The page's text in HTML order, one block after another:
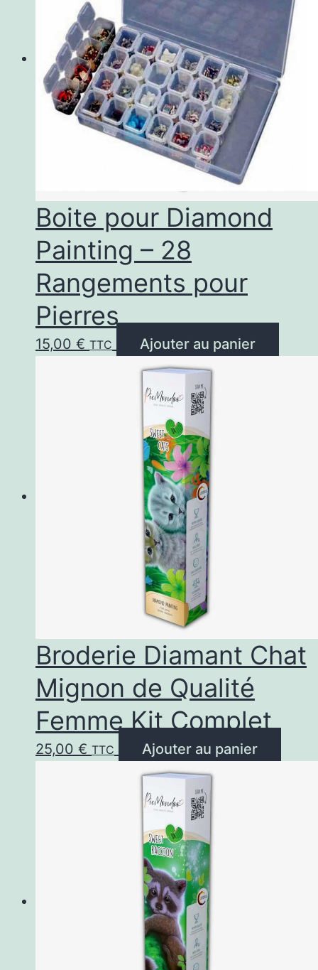
Boite pour Diamond
Painting – 28
Rangements pour
Pierres
15,00 € TTC Ajouter au panier
Broderie Diamant Chat
Mignon de Qualité
Femme Kit Complet
25,00 € TTC Ajouter au panier